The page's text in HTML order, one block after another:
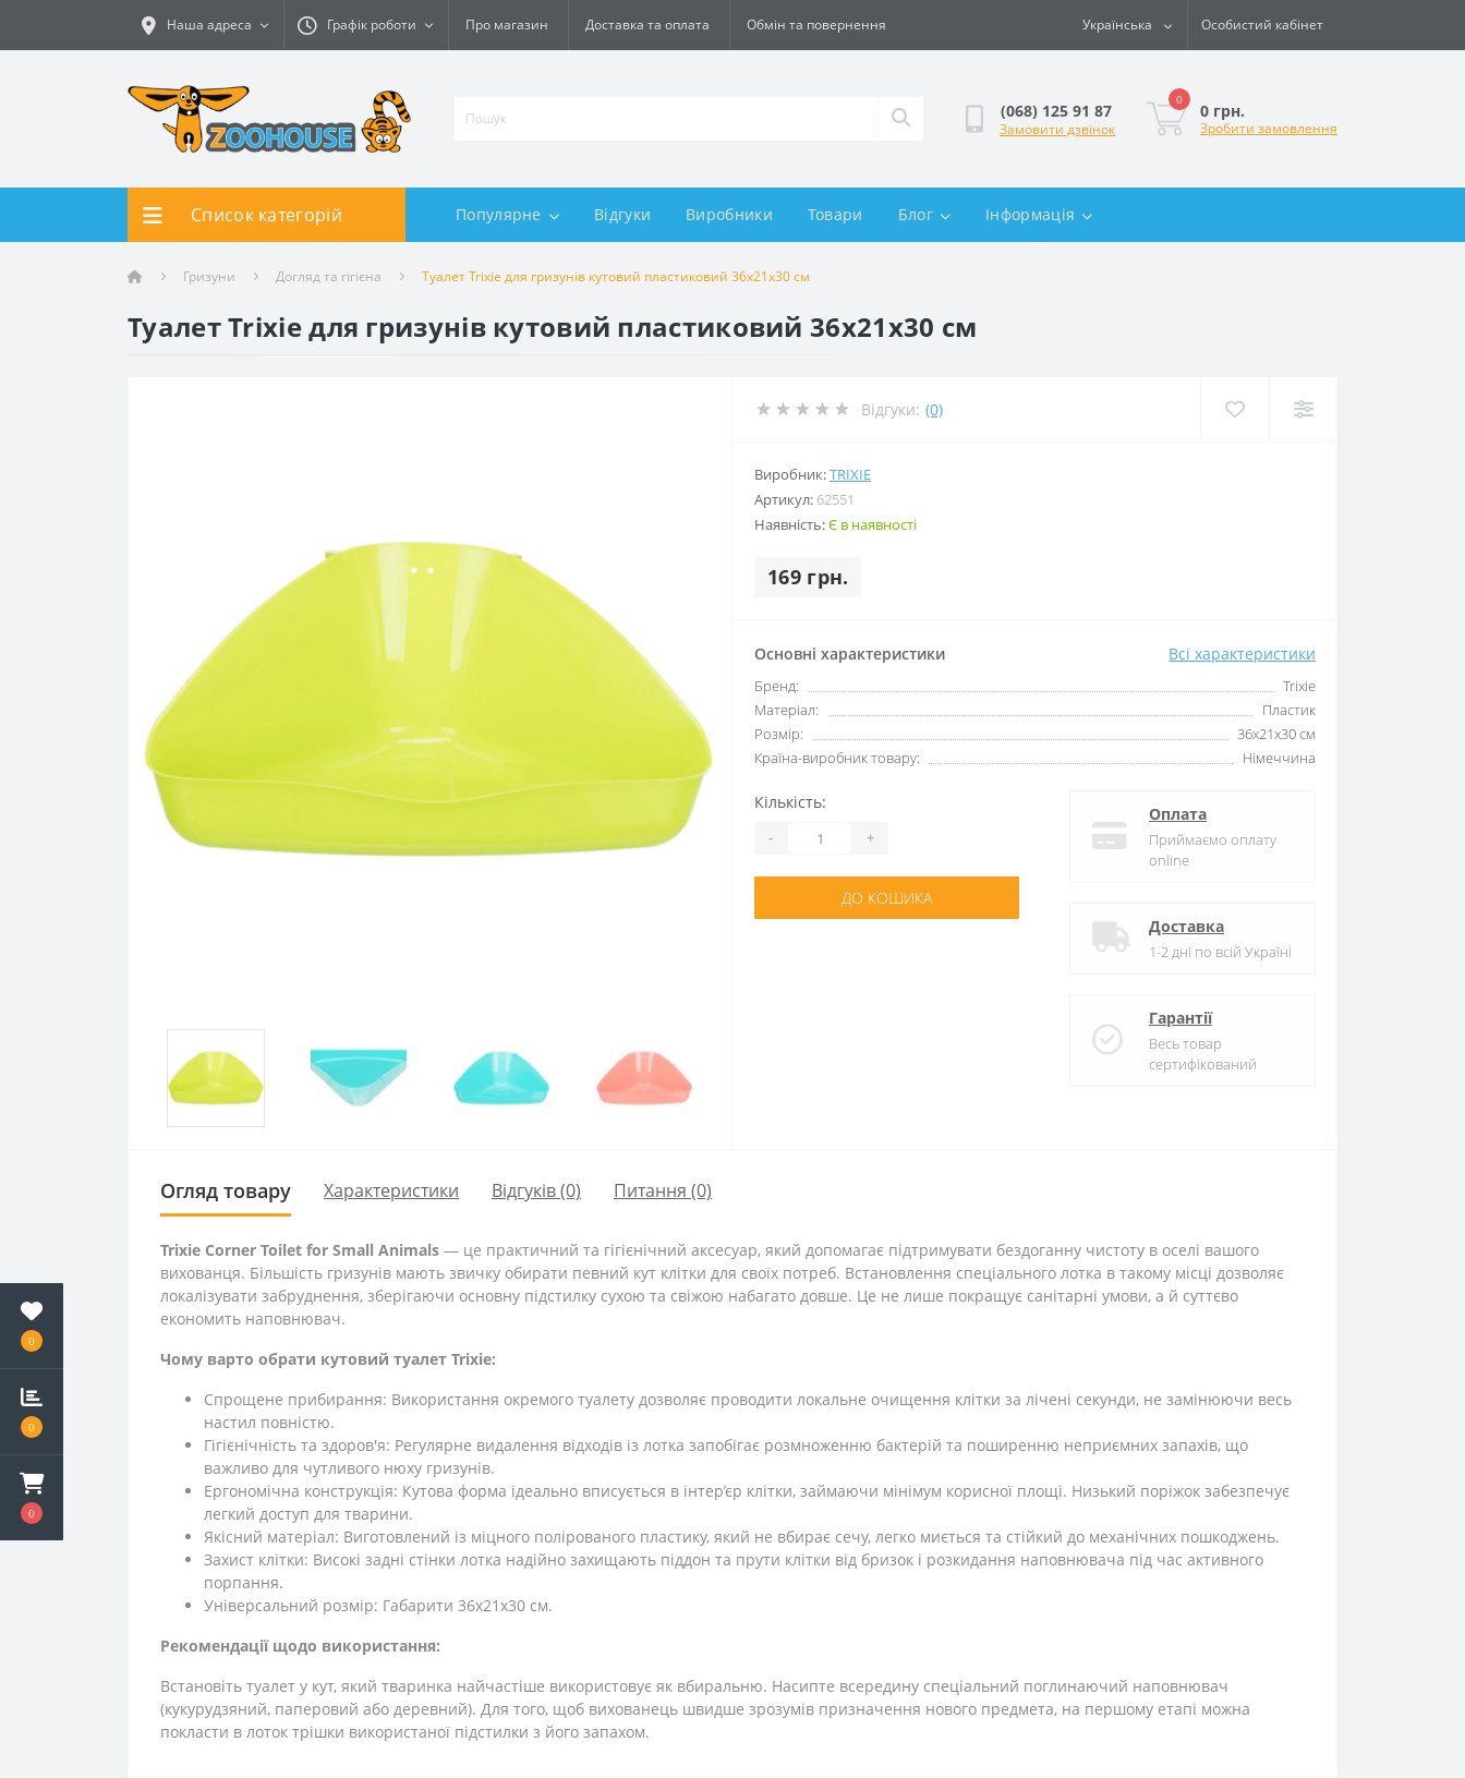
0
0
0
Наша адреса Графік роботи Про магазин Доставка та оплата Обмін та повернення Українська Особистий кабінет
(068) 125 91 87
Замовити дзвінок
0
0 грн.
Зробити замовлення
Список категорій Популярне Відгуки Виробники Товари Блог Інформація
Гризуни Догляд та гігієна Туалет Trixie для гризунів кутовий пластиковий 36х21х30 см
Туалет Trixie для гризунів кутовий пластиковий 36х21х30 см
Відгуки: (0)
Виробник:TRIXIE
Артикул: 62551
Наявність:Є в наявності
169 грн.
Основні характеристики Всі характеристики
Бренд:
Trixie
Матеріал:
Пластик
Розмір:
36х21х30 см
Країна-виробник товару:
Німеччина
Кількість:
- +
ДО КОШИКА
Оплата
Приймаємо оплату
online
Доставка
1-2 дні по всій Україні
Гарантії
Весь товар
сертифікований
Огляд товару Характеристики Відгуків (0) Питання (0)
Trixie Corner Toilet for Small Animals — це практичний та гігієнічний аксесуар, який допомагає підтримувати бездоганну чистоту в оселі вашого
вихованця. Більшість гризунів мають звичку обирати певний кут клітки для своїх потреб. Встановлення спеціального лотка в такому місці дозволяє
локалізувати забруднення, зберігаючи основну підстилку сухою та свіжою набагато довше. Це не лише покращує санітарні умови, а й суттєво
економить наповнювач.
Чому варто обрати кутовий туалет Trixie:
Спрощене прибирання: Використання окремого туалету дозволяє проводити локальне очищення клітки за лічені секунди, не замінюючи весь
настил повністю.
Гігієнічність та здоров'я: Регулярне видалення відходів із лотка запобігає розмноженню бактерій та поширенню неприємних запахів, що
важливо для чутливого нюху гризунів.
Ергономічна конструкція: Кутова форма ідеально вписується в інтер’єр клітки, займаючи мінімум корисної площі. Низький поріжок забезпечує
легкий доступ для тварини.
Якісний матеріал: Виготовлений із міцного полірованого пластику, який не вбирає сечу, легко миється та стійкий до механічних пошкоджень.
Захист клітки: Високі задні стінки лотка надійно захищають піддон та прути клітки від бризок і розкидання наповнювача під час активного
порпання.
Універсальний розмір: Габарити 36х21х30 см.
Рекомендації щодо використання:
Встановіть туалет у кут, який тваринка найчастіше використовує як вбиральню. Насипте всередину спеціальний поглинаючий наповнювач
(кукурудзяний, паперовий або деревний). Для того, щоб вихованець швидше зрозумів призначення нового предмета, на першому етапі можна
покласти в лоток трішки використаної підстилки з його запахом.